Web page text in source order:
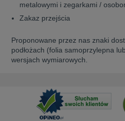
metalowymi i zegarkami /
Zakaz przejścia
Proponowane przez nas znaki
podłożach (folia samoprzylepna
wersjach wymiarowych.